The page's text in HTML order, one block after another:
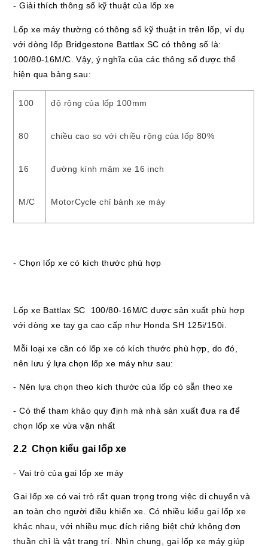
- Giải thích thông số kỹ thuật của lốp xe
Lốp xe máy thường có thông số kỹ thuật in trên lốp, ví dụ
với dòng lốp Bridgestone Battlax SC có thông số là:
100/80-16M/C. Vậy, ý nghĩa của các thông số được thể
hiện qua bảng sau:
100 độ rộng của lốp 100mm
80 chiều cao so với chiều rộng của lốp 80%
16 đường kính mâm xe 16 inch
M/C MotorCycle chỉ bánh xe máy
- Chọn lốp xe có kích thước phù hợp
Lốp xe Battlax SC 100/80-16M/C được sản xuất phù hợp
với dòng xe tay ga cao cấp như Honda SH 125i/150i.
Mỗi loại xe cần có lốp xe có kích thước phù hợp, do đó,
nên lưu ý lựa chọn lốp xe máy như sau:
- Nên lựa chọn theo kích thước của lốp có sẵn theo xe
- Có thể tham khảo quy định mà nhà sản xuất đưa ra để
chọn lốp xe vừa vặn nhất
2.2 Chọn kiểu gai lốp xe
- Vai trò của gai lốp xe máy
Gai lốp xe có vai trò rất quan trọng trong việc di chuyển và
an toàn cho người điều khiển xe. Có nhiều kiểu gai lốp xe
khác nhau, với nhiều mục đích riêng biệt chứ không đơn
thuần chỉ là vật trang trí. Nhìn chung, gai lốp xe máy giúp